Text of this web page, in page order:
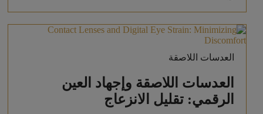
العدسات اللاصقة
العدسات اللاصقة وإجهاد العين
الرقمي: تقليل الانزعاج